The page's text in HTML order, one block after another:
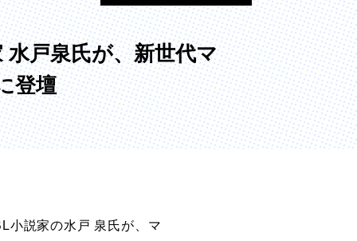
教員一覧
国際文化学部
（2026年度募集停止）
カートゥーンコース
水戸泉氏が、新世代マ
登壇
小説家の水戸 泉氏が、マ